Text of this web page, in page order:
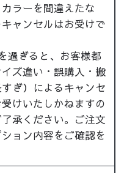
ラーを間違えたな
ャンセルはお受けで
過ぎると、お客様都
ズ違い・誤購入・搬
ぎ）によるキャンセ
けいたしかねますの
承ください。ご注文
ョン内容をご確認を